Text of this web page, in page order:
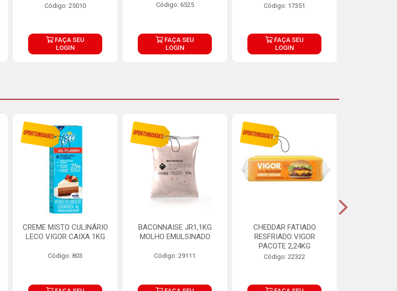
Código: 25010
FAÇA SEU
LOGIN
Código: 6525
FAÇA SEU
LOGIN
Código: 17351
FAÇA SEU
LOGIN
CREME MISTO CULINÁRIO
LECO VIGOR CAIXA 1KG
Código: 803
BACONNAISE JR1,1KG
MOLHO EMULSINADO
Código: 29111
CHEDDAR FATIADO
RESFRIADO VIGOR
PACOTE 2,24KG
Código: 22322